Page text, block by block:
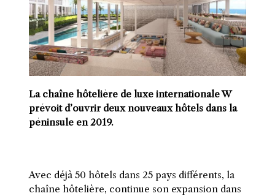
La chaîne hôtelière de luxe internationale W
prévoit d’ouvrir deux nouveaux hôtels dans la
péninsule en 2019.
Avec déjà 50 hôtels dans 25 pays différents, la
chaîne hôtelière, continue son expansion dans